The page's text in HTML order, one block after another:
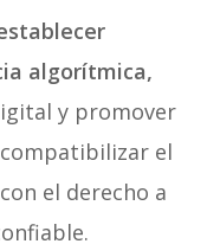
algorítmica,
y promover
el
el derecho a